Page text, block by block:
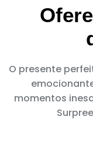
O presente
momentos